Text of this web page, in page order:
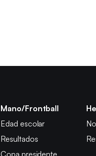
Mano/Frontball
Edad escolar
Resultados
Copa presidente